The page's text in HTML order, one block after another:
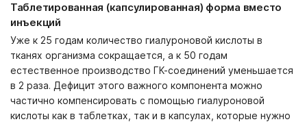
Таблетированная (капсулированная) форма вместо
инъекций
Уже к 25 годам количество гиалуроновой кислоты в
тканях организма сокращается, а к 50 годам
естественное производство ГК-соединений уменьшается
в 2 раза. Дефицит этого важного компонента можно
частично компенсировать с помощью гиалуроновой
кислоты как в таблетках, так и в капсулах, которые нужно